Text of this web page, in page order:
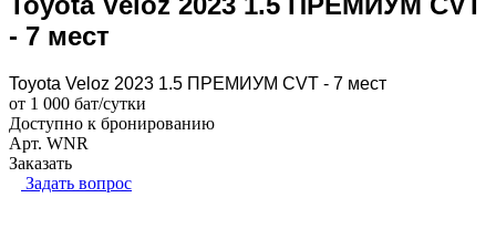
- 7 мест
Toyota Veloz 2023 1.5 ПРЕМИУМ CVT - 7 мест
от 1 000 бат/сутки
Доступно к бронированию
Арт. WNR
Заказать
Задать вопрос